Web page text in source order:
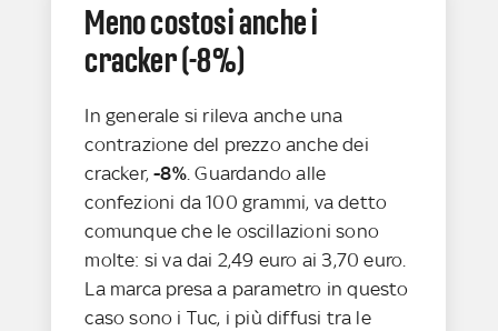
Meno costosi anche i
cracker (-8%)
In generale si rileva anche una
contrazione del prezzo anche dei
cracker, -8%. Guardando alle
confezioni da 100 grammi, va detto
comunque che le oscillazioni sono
molte: si va dai 2,49 euro ai 3,70 euro.
La marca presa a parametro in questo
caso sono i Tuc, i più diffusi tra le